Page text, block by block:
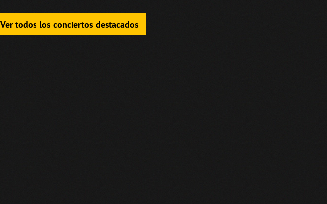
Ver todos los conciertos destacados